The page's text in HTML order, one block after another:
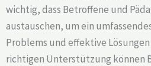
wichtig, dass Betroffene und
austauschen, um ein
Problems und effektive
richtigen Unterstützung können